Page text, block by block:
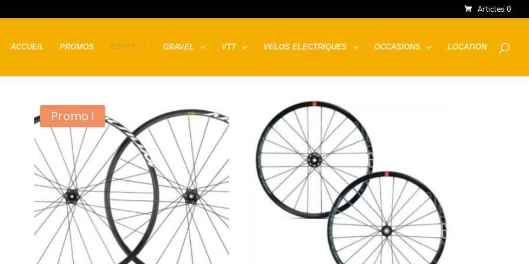
Articles 0
ACCUEIL PROMOS ROUTE GRAVEL VTT VELOS ELECTRIQUES OCCASIONS LOCATION
Promo !